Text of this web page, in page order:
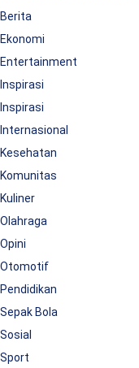
Berita
Ekonomi
Entertainment
Inspirasi
Inspirasi
Internasional
Kesehatan
Komunitas
Kuliner
Olahraga
Opini
Otomotif
Pendidikan
Sepak Bola
Sosial
Sport